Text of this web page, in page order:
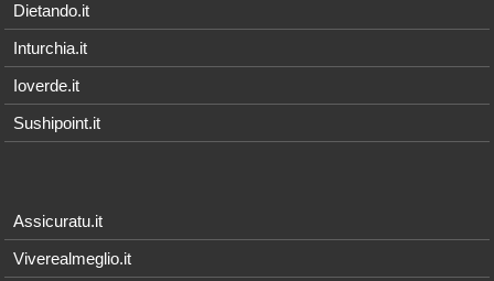
Dietando.it
Inturchia.it
Ioverde.it
Sushipoint.it
Assicuratu.it
Viverealmeglio.it